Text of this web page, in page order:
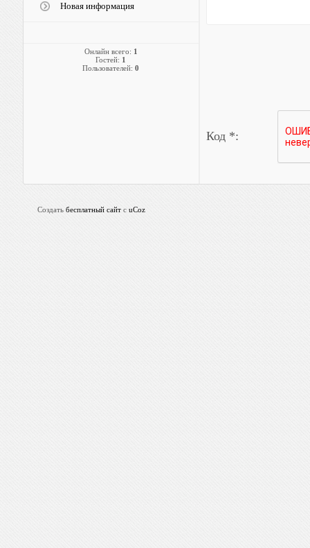
Новая информация
Онлайн всего: 1
Гостей: 1
Пользователей: 0
Код *:
Создать бесплатный сайт с uCoz